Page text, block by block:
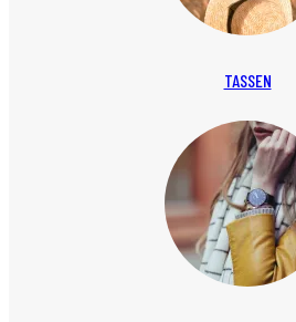
TASSEN